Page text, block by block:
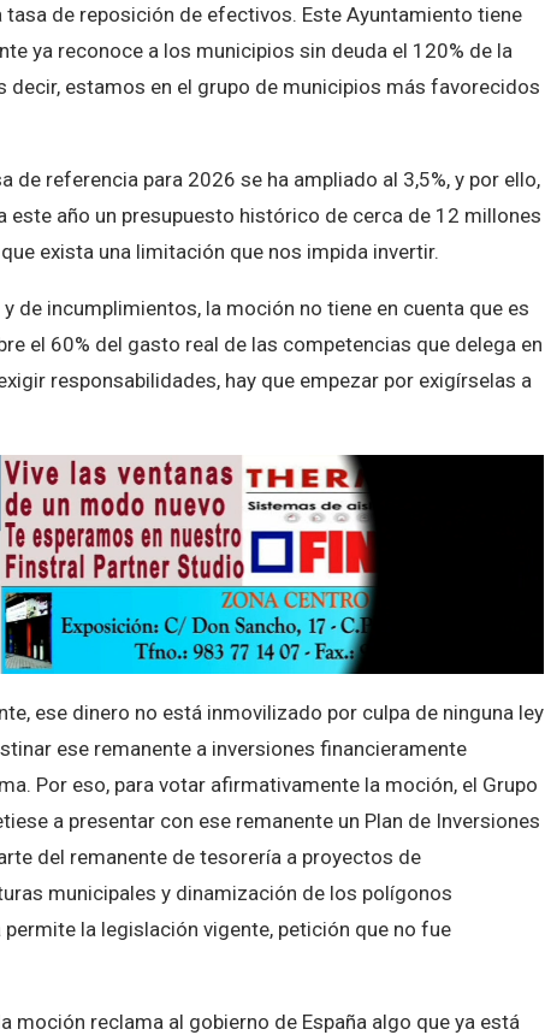
de reposición de efectivos. Este Ayuntamiento tiene
ya reconoce a los municipios sin deuda el 120% de la
estamos en el grupo de municipios más favorecidos
de referencia para 2026 se ha ampliado al 3,5%, y por ello,
este año un presupuesto histórico de cerca de 12 millones
exista una limitación que nos impida invertir.
de incumplimientos, la moción no tiene en cuenta que es
el 60% del gasto real de las competencias que delega en
responsabilidades, hay que empezar por exigírselas a
ese dinero no está inmovilizado por culpa de ninguna ley
ese remanente a inversiones financieramente
Por eso, para votar afirmativamente la moción, el Grupo
a presentar con ese remanente un Plan de Inversiones
del remanente de tesorería a proyectos de
municipales y dinamización de los polígonos
la legislación vigente, petición que no fue
moción reclama al gobierno de España algo que ya está